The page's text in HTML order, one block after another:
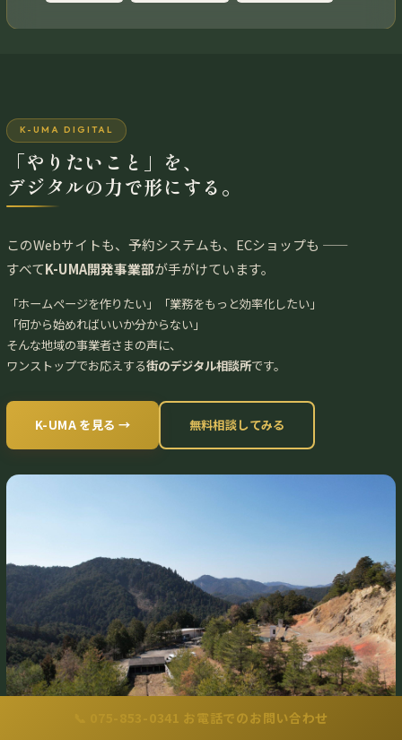
K-UMA DIGITAL
「やりたいこと」を、
デジタルの力で形にする。
このWebサイトも、予約システムも、ECショップも ——
すべてK-UMA開発事業部が手がけています。
「ホームページを作りたい」「業務をもっと効率化したい」
「何から始めればいいか分からない」
そんな地域の事業者さまの声に、
ワンストップでお応えする街のデジタル相談所です。
K-UMA を見る → 無料相談してみる
📞 075-853-0341 お電話でのお問い合わせ